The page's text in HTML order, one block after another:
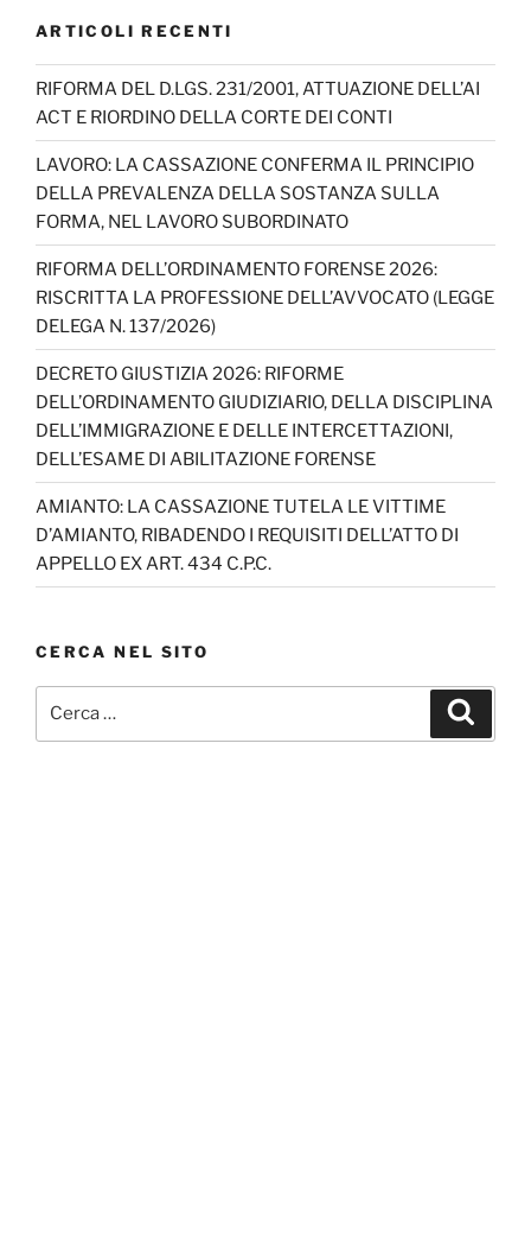
b
o
k
t
r
e
I
n
s
p
p
i
d
i
ARTICOLI RECENTI
RIFORMA DEL D.LGS. 231/2001, ATTUAZIONE DELL’AI
ACT E RIORDINO DELLA CORTE DEI CONTI
LAVORO: LA CASSAZIONE CONFERMA IL PRINCIPIO
DELLA PREVALENZA DELLA SOSTANZA SULLA
FORMA, NEL LAVORO SUBORDINATO
RIFORMA DELL’ORDINAMENTO FORENSE 2026:
RISCRITTA LA PROFESSIONE DELL’AVVOCATO (LEGGE
DELEGA N. 137/2026)
DECRETO GIUSTIZIA 2026: RIFORME
DELL’ORDINAMENTO GIUDIZIARIO, DELLA DISCIPLINA
DELL’IMMIGRAZIONE E DELLE INTERCETTAZIONI,
DELL’ESAME DI ABILITAZIONE FORENSE
AMIANTO: LA CASSAZIONE TUTELA LE VITTIME
D’AMIANTO, RIBADENDO I REQUISITI DELL’ATTO DI
APPELLO EX ART. 434 C.P.C.
CERCA NEL SITO